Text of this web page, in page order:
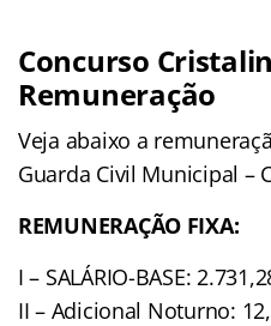
Concurso
Remuneração
Veja abaixo a
Guarda Civil Municipal –
REMUNERAÇÃO FIXA:
I – SALÁRIO-BASE:
II – Adicional Noturno: